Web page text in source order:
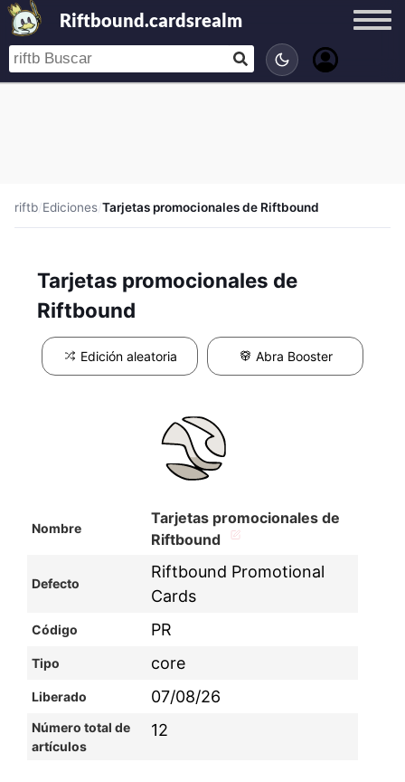
Riftbound.cardsrealm
riftb/Ediciones/Tarjetas promocionales de Riftbound
Tarjetas promocionales de
Riftbound
Edición aleatoria Abra Booster
Nombre
Tarjetas promocionales de
Riftbound
Defecto
Riftbound Promotional
Cards
Código PR
Tipo core
Liberado 07/08/26
Número total de
artículos
12